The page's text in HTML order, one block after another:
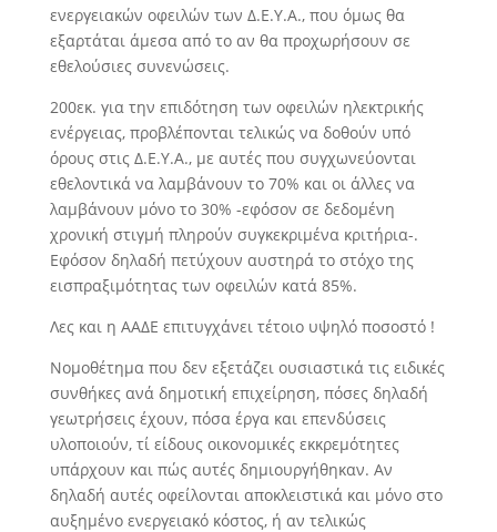
ενεργειακών οφειλών των Δ.Ε.Υ.Α., που όμως θα
εξαρτάται άμεσα από το αν θα προχωρήσουν σε
εθελούσιες συνενώσεις.
200εκ. για την επιδότηση των οφειλών ηλεκτρικής
ενέργειας, προβλέπονται τελικώς να δοθούν υπό
όρους στις Δ.Ε.Υ.Α., με αυτές που συγχωνεύονται
εθελοντικά να λαμβάνουν το 70% και οι άλλες να
λαμβάνουν μόνο το 30% -εφόσον σε δεδομένη
χρονική στιγμή πληρούν συγκεκριμένα κριτήρια-.
Εφόσον δηλαδή πετύχουν αυστηρά το στόχο της
εισπραξιμότητας των οφειλών κατά 85%.
Λες και η ΑΑΔΕ επιτυγχάνει τέτοιο υψηλό ποσοστό !
Νομοθέτημα που δεν εξετάζει ουσιαστικά τις ειδικές
συνθήκες ανά δημοτική επιχείρηση, πόσες δηλαδή
γεωτρήσεις έχουν, πόσα έργα και επενδύσεις
υλοποιούν, τί είδους οικονομικές εκκρεμότητες
υπάρχουν και πώς αυτές δημιουργήθηκαν. Αν
δηλαδή αυτές οφείλονται αποκλειστικά και μόνο στο
αυξημένο ενεργειακό κόστος, ή αν τελικώς